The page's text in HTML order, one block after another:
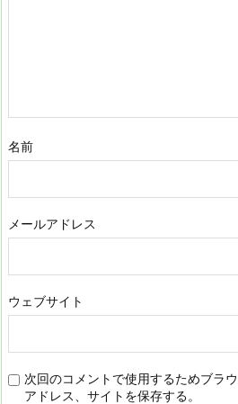
名前
メールアドレス
ウェブサイト
次回のコメントで使用するためブラ
アドレス、サイトを保存する。